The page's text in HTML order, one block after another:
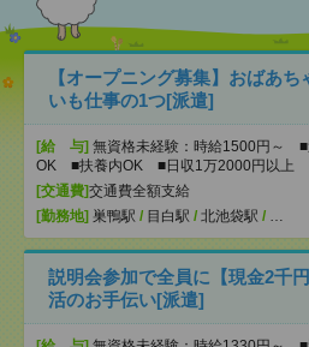
【オープニング募集】おばあ
いも仕事の1つ[派遣]
[給 与] 無資格未経験：時給1500円～ ■
OK ■扶養内OK ■日収1万2000円以上
[交通費]交通費全額支給
[勤務地] 巣鴨駅 / 目白駅 / 北池袋駅 / …
説明会参加で全員に【現金2千
活のお手伝い[派遣]